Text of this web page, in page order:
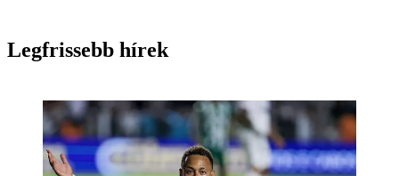
Legfrissebb hírek